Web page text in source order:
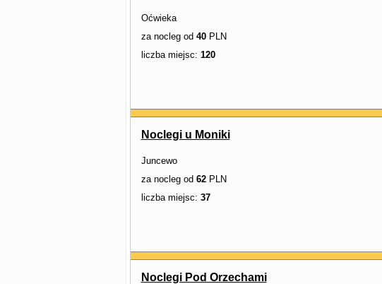
Oćwieka
za nocleg od 40PLN
liczba miejsc: 120
Noclegi u Moniki
Juncewo
za nocleg od 62PLN
liczba miejsc: 37
Noclegi Pod Orzechami